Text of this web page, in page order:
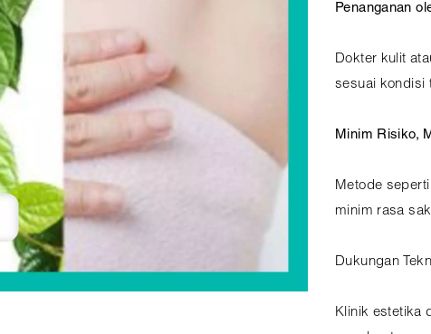
Penanganan
Dokter kulit
sesuai kondisi
Minim Risiko,
Metode
minim rasa
Dukungan
Klinik estetika